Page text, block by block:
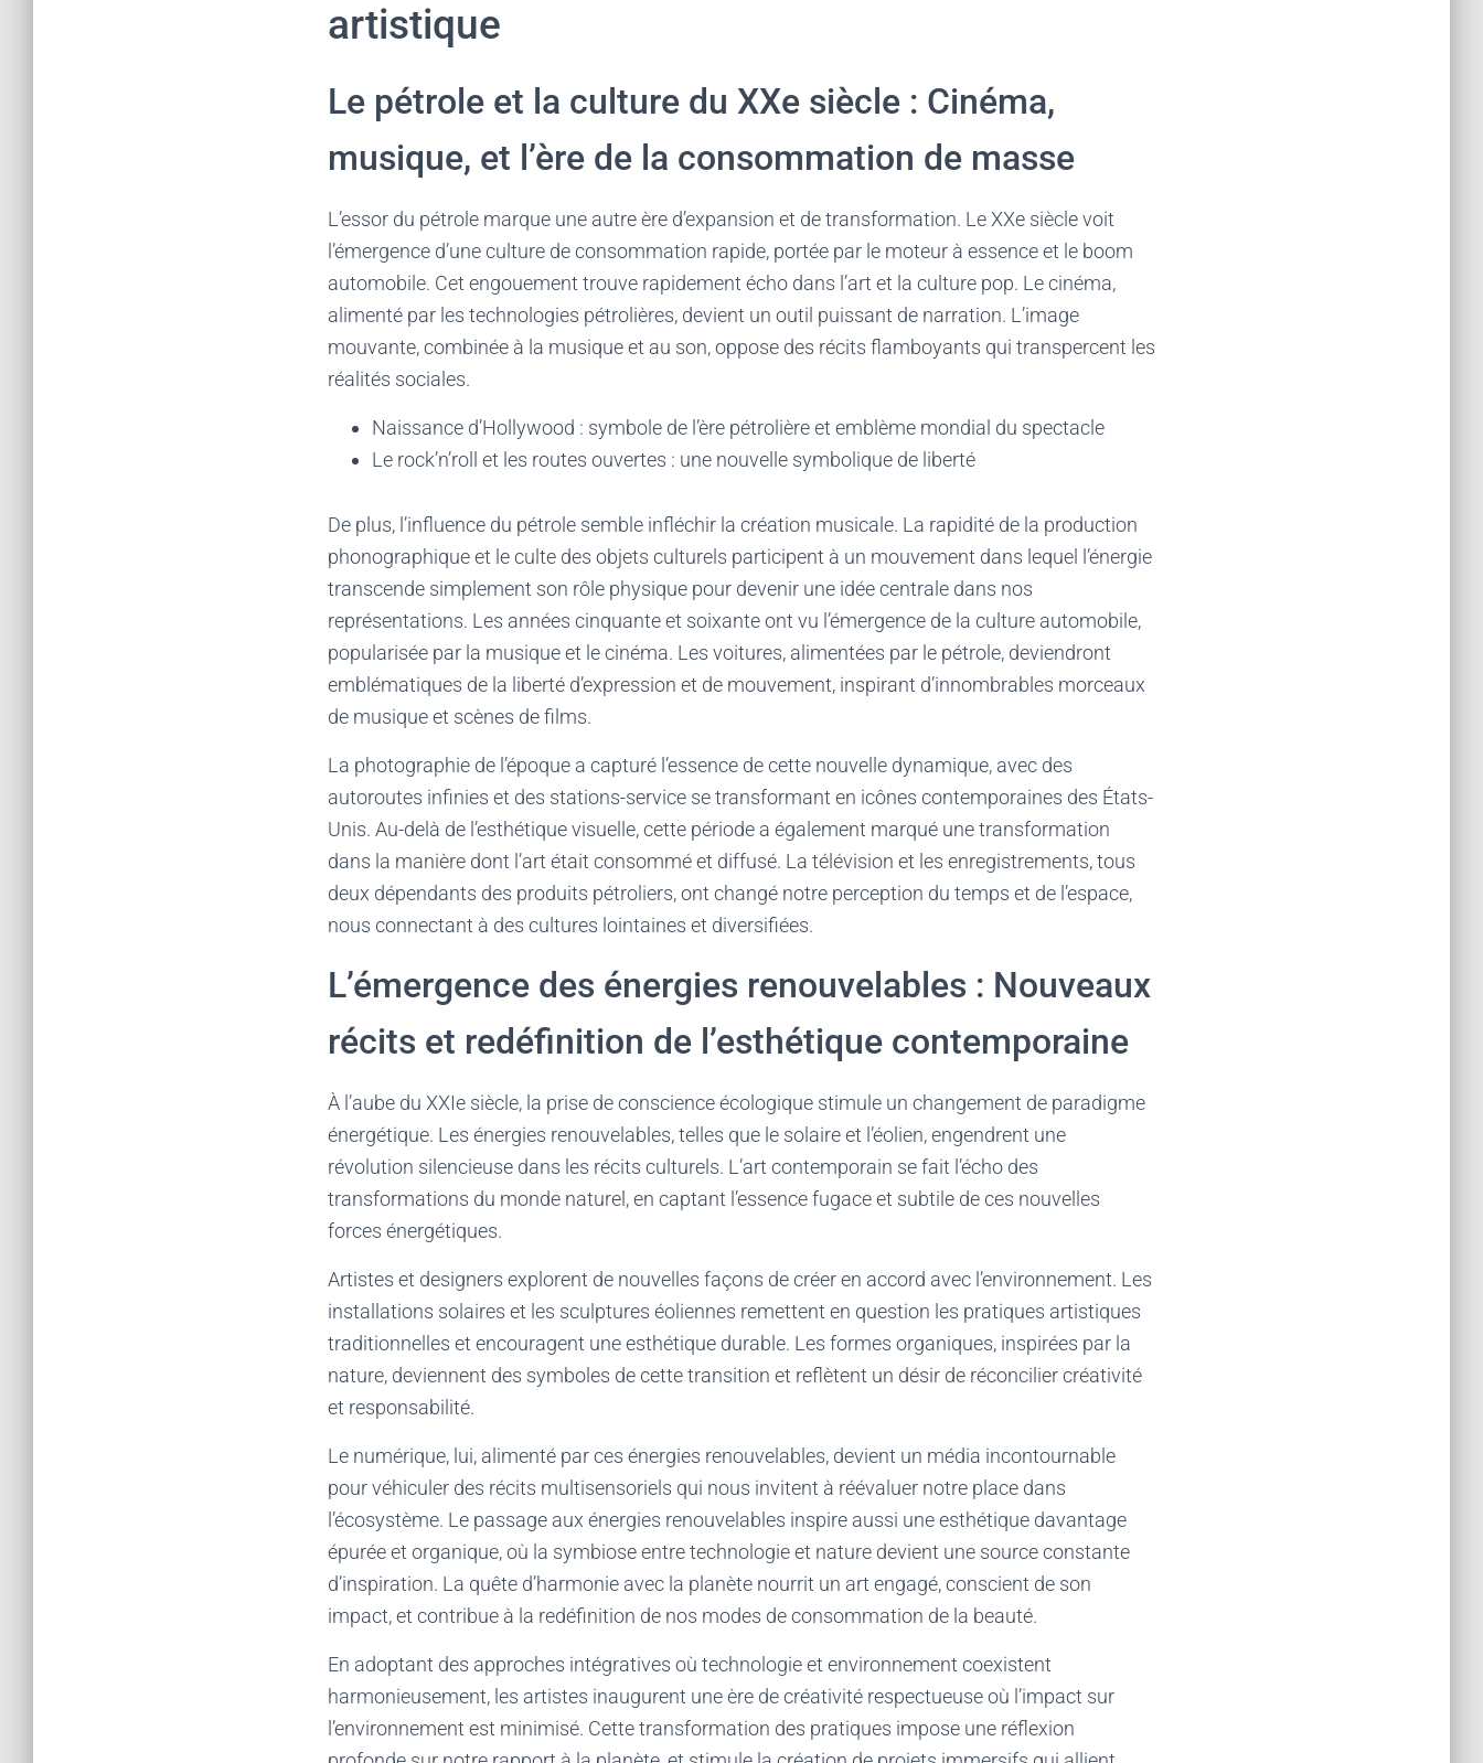
artistique
Le pétrole et la culture du XXe siècle : Cinéma,
musique, et l’ère de la consommation de masse
L’essor du pétrole marque une autre ère d’expansion et de transformation. Le XXe siècle voit
l’émergence d’une culture de consommation rapide, portée par le moteur à essence et le boom
automobile. Cet engouement trouve rapidement écho dans l’art et la culture pop. Le cinéma,
alimenté par les technologies pétrolières, devient un outil puissant de narration. L’image
mouvante, combinée à la musique et au son, oppose des récits flamboyants qui transpercent les
réalités sociales.
Naissance d’Hollywood : symbole de l’ère pétrolière et emblème mondial du spectacle
Le rock’n’roll et les routes ouvertes : une nouvelle symbolique de liberté
De plus, l’influence du pétrole semble infléchir la création musicale. La rapidité de la production
phonographique et le culte des objets culturels participent à un mouvement dans lequel l’énergie
transcende simplement son rôle physique pour devenir une idée centrale dans nos
représentations. Les années cinquante et soixante ont vu l’émergence de la culture automobile,
popularisée par la musique et le cinéma. Les voitures, alimentées par le pétrole, deviendront
emblématiques de la liberté d’expression et de mouvement, inspirant d’innombrables morceaux
de musique et scènes de films.
La photographie de l’époque a capturé l’essence de cette nouvelle dynamique, avec des
autoroutes infinies et des stations-service se transformant en icônes contemporaines des États-
Unis. Au-delà de l’esthétique visuelle, cette période a également marqué une transformation
dans la manière dont l’art était consommé et diffusé. La télévision et les enregistrements, tous
deux dépendants des produits pétroliers, ont changé notre perception du temps et de l’espace,
nous connectant à des cultures lointaines et diversifiées.
L’émergence des énergies renouvelables : Nouveaux
récits et redéfinition de l’esthétique contemporaine
À l’aube du XXIe siècle, la prise de conscience écologique stimule un changement de paradigme
énergétique. Les énergies renouvelables, telles que le solaire et l’éolien, engendrent une
révolution silencieuse dans les récits culturels. L’art contemporain se fait l’écho des
transformations du monde naturel, en captant l’essence fugace et subtile de ces nouvelles
forces énergétiques.
Artistes et designers explorent de nouvelles façons de créer en accord avec l’environnement. Les
installations solaires et les sculptures éoliennes remettent en question les pratiques artistiques
traditionnelles et encouragent une esthétique durable. Les formes organiques, inspirées par la
nature, deviennent des symboles de cette transition et reflètent un désir de réconcilier créativité
et responsabilité.
Le numérique, lui, alimenté par ces énergies renouvelables, devient un média incontournable
pour véhiculer des récits multisensoriels qui nous invitent à réévaluer notre place dans
l’écosystème. Le passage aux énergies renouvelables inspire aussi une esthétique davantage
épurée et organique, où la symbiose entre technologie et nature devient une source constante
d’inspiration. La quête d’harmonie avec la planète nourrit un art engagé, conscient de son
impact, et contribue à la redéfinition de nos modes de consommation de la beauté.
En adoptant des approches intégratives où technologie et environnement coexistent
harmonieusement, les artistes inaugurent une ère de créativité respectueuse où l’impact sur
l’environnement est minimisé. Cette transformation des pratiques impose une réflexion